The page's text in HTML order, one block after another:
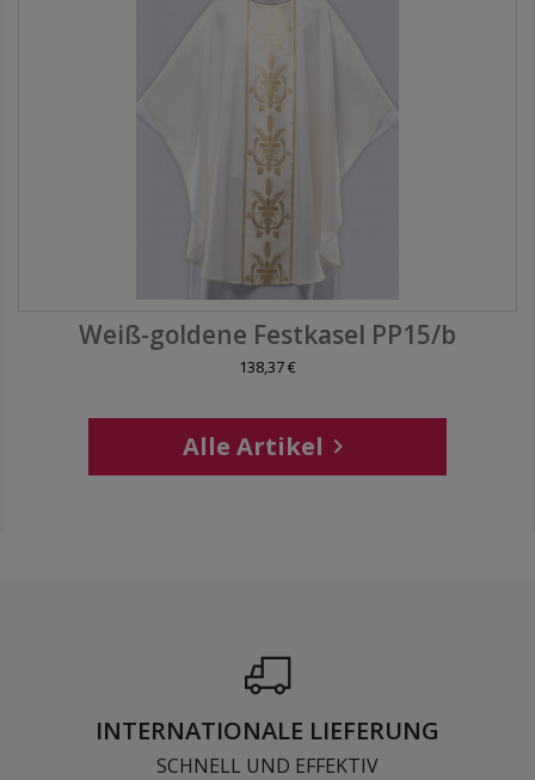
Weiß-goldene Festkasel PP15/b
138,37 €
Alle Artikel 
INTERNATIONALE LIEFERUNG
SCHNELL UND EFFEKTIV